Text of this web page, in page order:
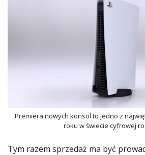
Premiera nowych konsol to jedno z
roku w świecie cyfrowej
Tym razem sprzedaż ma być